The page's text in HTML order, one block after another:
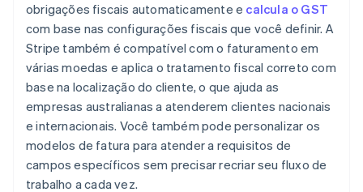
obrigações fiscais automaticamente e calcula o GST
com base nas configurações fiscais que você definir. A
Stripe também é compatível com o faturamento em
várias moedas e aplica o tratamento fiscal correto com
base na localização do cliente, o que ajuda as
empresas australianas a atenderem clientes nacionais
e internacionais. Você também pode personalizar os
modelos de fatura para atender a requisitos de
campos específicos sem precisar recriar seu fluxo de
trabalho a cada vez.